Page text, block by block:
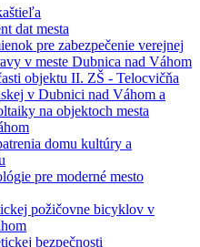
dat mesta
pre zabezpečenie verejnej
v meste Dubnica nad Váhom
objektu II. ZŠ - Telocvičňa
v Dubnici nad Váhom a
na objektoch mesta
domu kultúry a
pre moderné mesto
požičovne bicyklov v
bezpečnosti